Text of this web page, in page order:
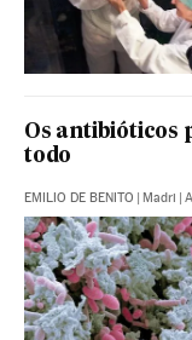
Os antibióticos
todo
EMILIO DE BENITO | Madri |